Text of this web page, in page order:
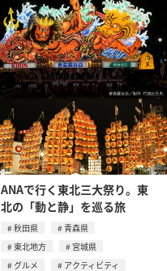
ANAで行く東北三大祭り。東
北の「動と静」を巡る旅
秋田県
青森県
東北地方
宮城県
グルメ
アクティビティ